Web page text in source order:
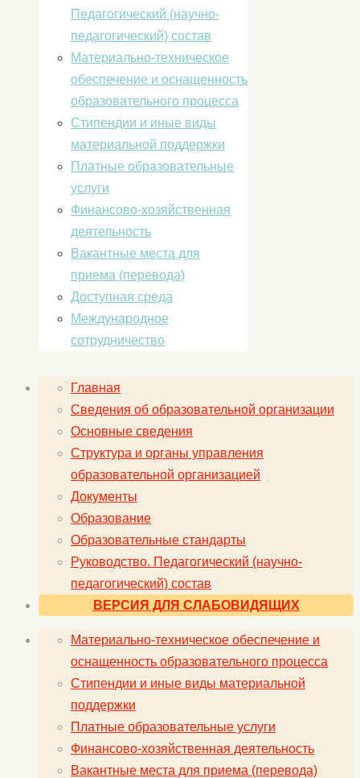
Педагогический (научно-
педагогический) состав
Материально-техническое
обеспечение и оснащенность
образовательного процесса
Стипендии и иные виды
материальной поддержки
Платные образовательные
услуги
Финансово-хозяйственная
деятельность
Вакантные места для
приема (перевода)
Доступная среда
Международное
сотрудничество
Главная
Сведения об образовательной организации
Основные сведения
Структура и органы управления
образовательной организацией
Документы
Образование
Образовательные стандарты
Руководство. Педагогический (научно-
педагогический) состав
ВЕРСИЯ ДЛЯ СЛАБОВИДЯЩИХ
Материально-техническое обеспечение и
оснащенность образовательного процесса
Стипендии и иные виды материальной
поддержки
Платные образовательные услуги
Финансово-хозяйственная деятельность
Вакантные места для приема (перевода)